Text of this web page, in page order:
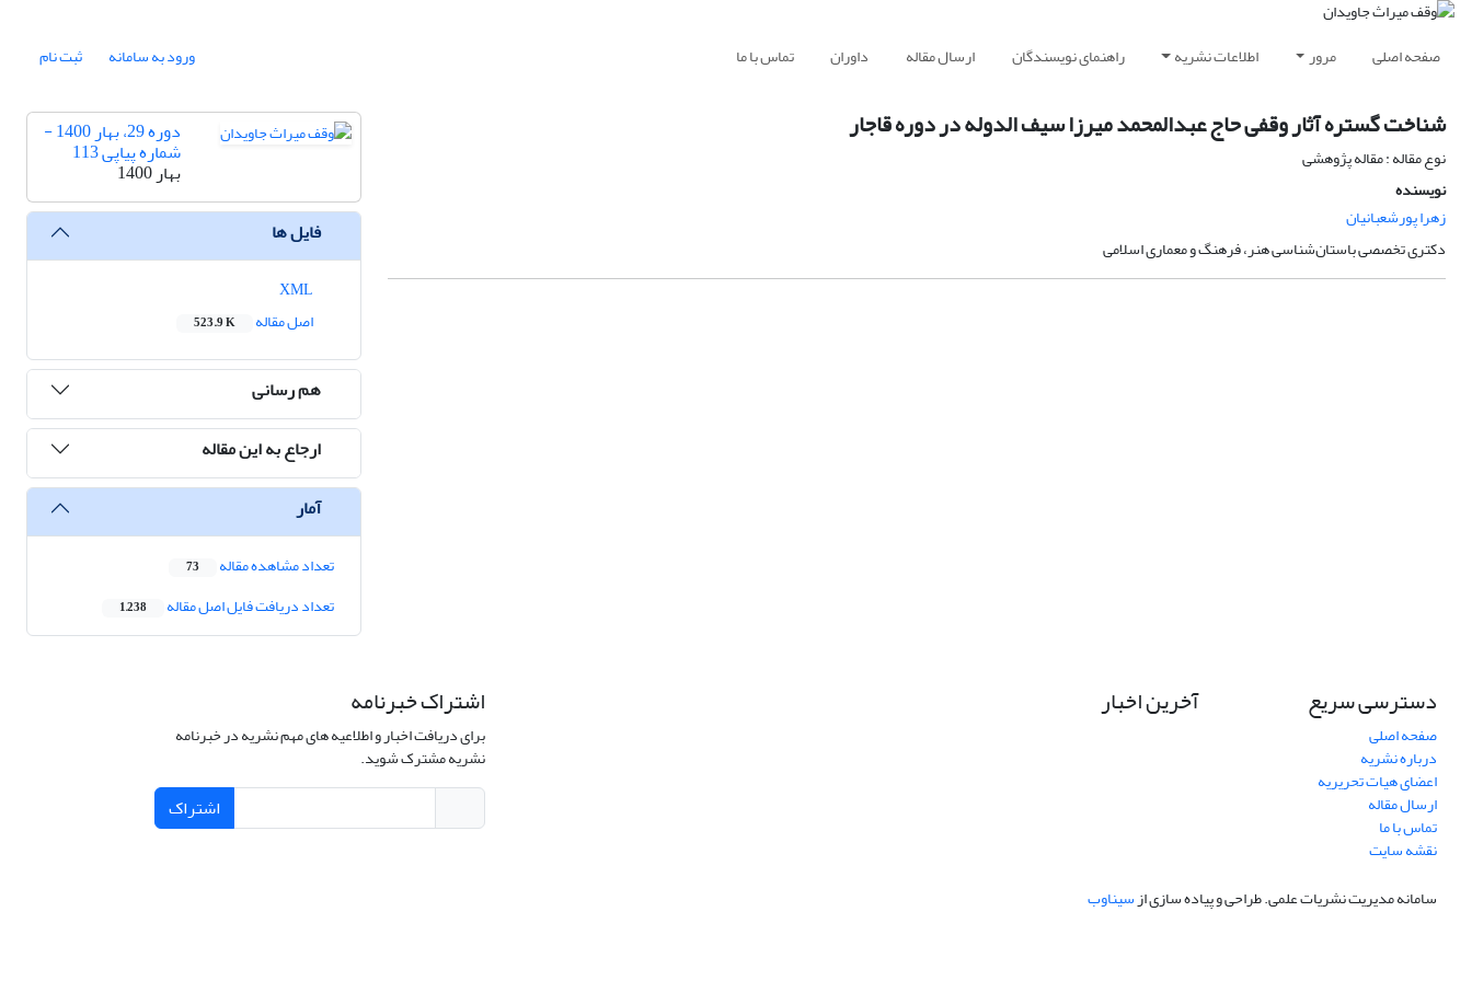
صفحه اصلی مرور اطلاعات نشریه راهنمای نویسندگان ارسال مقاله داوران تماس با ما ورود به سامانه ثبت نام
شناخت گستره آثار وقفی حاج عبدالمحمد میرزا سیف الدوله در دوره قاجار
نوع مقاله : مقاله پژوهشی
نویسنده
زهرا پورشعبانیان
دکتری تخصصی باستان‌شناسی‌ هنر، فرهنگ و معماری اسلامی
دوره 29، بهار 1400 -
شماره پیاپی 113
بهار 1400
فایل ها
اصل مقاله
523.9 K
هم رسانی
ارجاع به این مقاله
آمار
تعداد مشاهده مقاله 73
تعداد دریافت فایل اصل مقاله 1,238
دسترسی سریع
صفحه اصلی
درباره نشریه
اعضای هیات تحریریه
ارسال مقاله
تماس با ما
نقشه سایت
آخرین اخبار اشتراک خبرنامه
برای دریافت اخبار و اطلاعیه های مهم نشریه در خبرنامه
نشریه مشترک شوید.
اشتراک
سامانه مدیریت نشریات علمی.طراحی و پیاده سازی ازسیناوب